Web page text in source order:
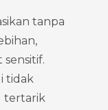
tanpa
tidak
tertarik